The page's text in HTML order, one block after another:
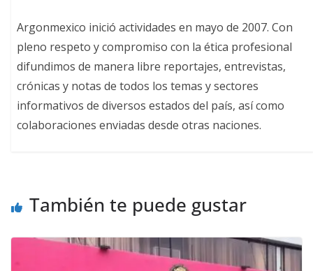
Argonmexico inició actividades en mayo de 2007. Con
pleno respeto y compromiso con la ética profesional
difundimos de manera libre reportajes, entrevistas,
crónicas y notas de todos los temas y sectores
informativos de diversos estados del país, así como
colaboraciones enviadas desde otras naciones.
También te puede gustar